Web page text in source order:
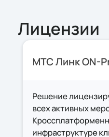
Заказать
Настройка
Подбор
Интеграция
Интеграция
Интеграция
Лицензии
МТС Линк ON-
Решение
всех активных
инфраструктуре